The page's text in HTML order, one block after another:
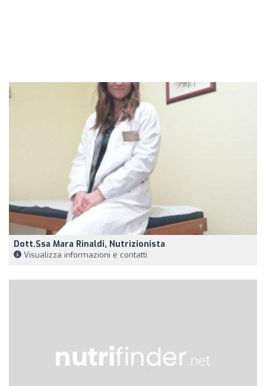
Dott.ssa Mara Rinaldi, Nutrizionista
Visualizza informazioni e contatti